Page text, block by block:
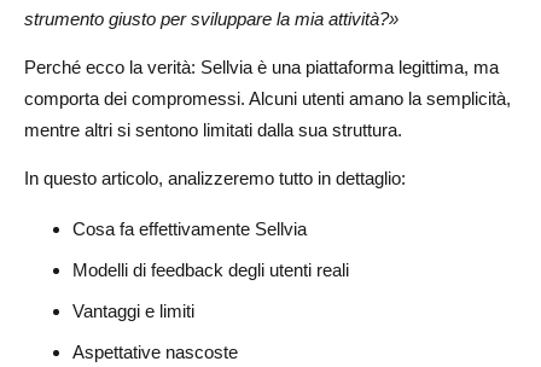
Principianti attenti al budget
Idee sbagliate comuni su Sellvia
«Sellvia mi farà guadagnare automaticamente»
Dove eccelle Sellvia
Dove non è all'altezza
strumento giusto per sviluppare la mia attività?»
Perché ecco la verità: Sellvia è una piattaforma legittima, ma
comporta dei compromessi. Alcuni utenti amano la semplicità,
mentre altri si sentono limitati dalla sua struttura.
In questo articolo, analizzeremo tutto in dettaglio:
Cosa fa effettivamente Sellvia
Modelli di feedback degli utenti reali
Vantaggi e limiti
Aspettative nascoste